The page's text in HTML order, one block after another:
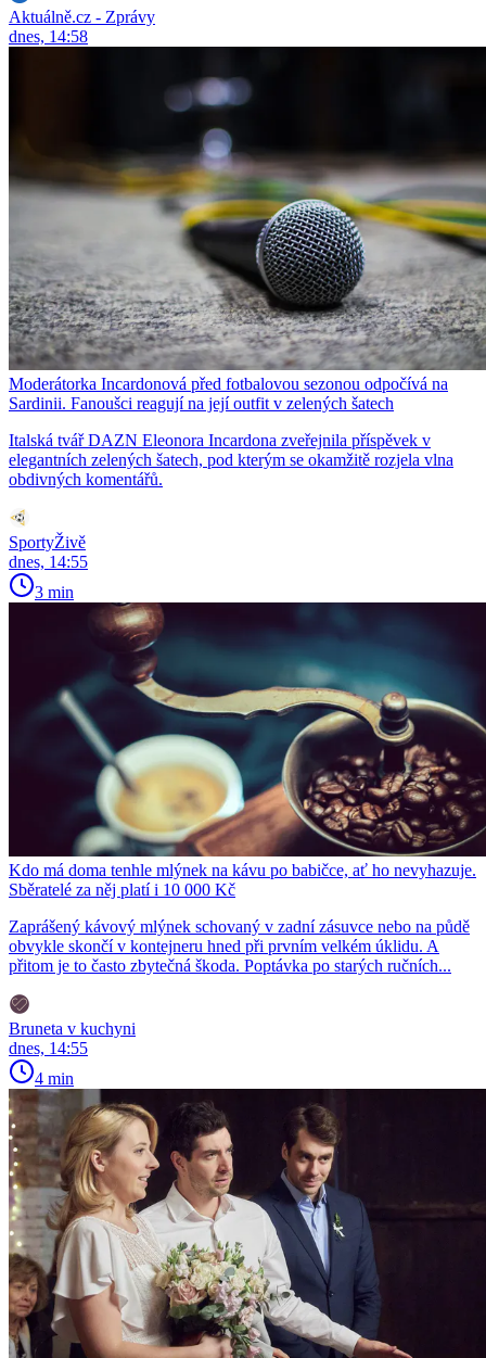
Aktuálně.cz - Zprávy
dnes, 14:58
Moderátorka Incardonová před fotbalovou sezonou odpočívá na
Sardinii. Fanoušci reagují na její outfit v zelených šatech
Italská tvář DAZN Eleonora Incardona zveřejnila příspěvek v
elegantních zelených šatech, pod kterým se okamžitě rozjela vlna
obdivných komentářů.
SportyŽivě
dnes, 14:55
3 min
Kdo má doma tenhle mlýnek na kávu po babičce, ať ho nevyhazuje.
Sběratelé za něj platí i 10 000 Kč
Zaprášený kávový mlýnek schovaný v zadní zásuvce nebo na půdě
obvykle skončí v kontejneru hned při prvním velkém úklidu. A
přitom je to často zbytečná škoda. Poptávka po starých ručních...
Bruneta v kuchyni
dnes, 14:55
4 min